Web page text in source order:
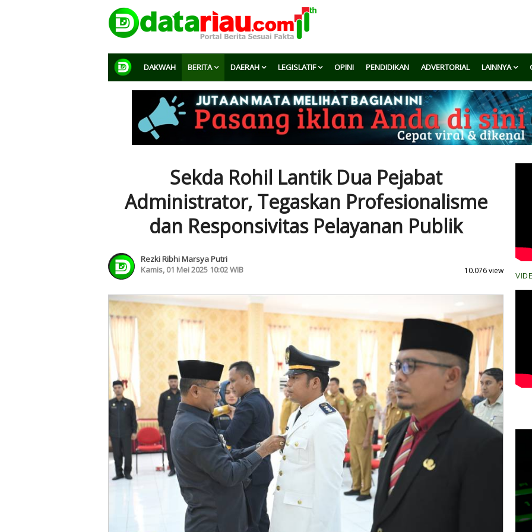
DAKWAH BERITA DAERAH LEGISLATIF OPINI PENDIDIKAN ADVERTORIAL LAINNYA
Sekda Rohil Lantik Dua Pejabat
Administrator, Tegaskan Profesionalisme
dan Responsivitas Pelayanan Publik
Rezki Ribhi Marsya Putri
Kamis, 01 Mei 2025 10:02 WIB
10.076 view